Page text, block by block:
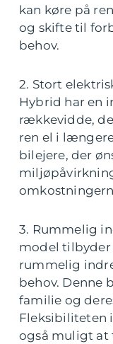
kan køre på
og skifte til
behov.
2. Stort
Hybrid har en
rækkevidde,
ren el i
bilejere, der
3. Rummelig
model tilbyder
rummelig
behov. Denne
familie og
Fleksibiliteten
også muligt at